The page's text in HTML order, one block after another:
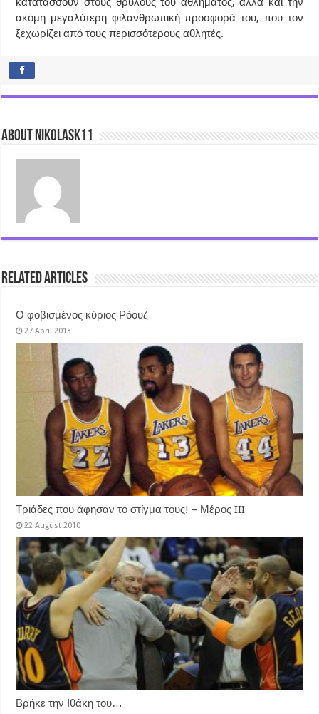
ακόμη μεγαλύτερη φιλανθρωπική προσφορά του, που τον
ξεχωρίζει από τους περισσότερους αθλητές.
About nikolask11
Related Articles
Ο φοβισμένος κύριος Ρόουζ
27 April 2013
Τριάδες που άφησαν το στίγμα τους! – Μέρος III
22 August 2010
Βρήκε την Ιθάκη του…